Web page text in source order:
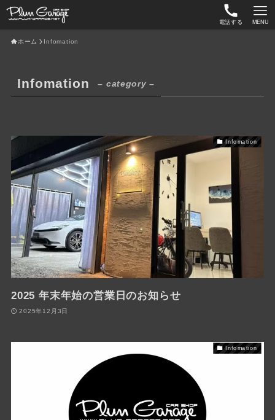
電話する MENU
ホーム Infomation
Infomation – category –
Infomation
2025 年末年始の営業日のお知らせ
2025年12月3日
Infomation